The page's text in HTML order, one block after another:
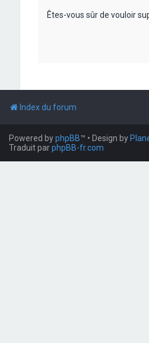
Êtes-vous sûr de vouloir
Index du forum
Powered byphpBB™ • Design by
Traduit parphpBB-fr.com